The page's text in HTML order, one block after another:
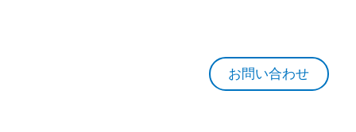
お問い合わせ